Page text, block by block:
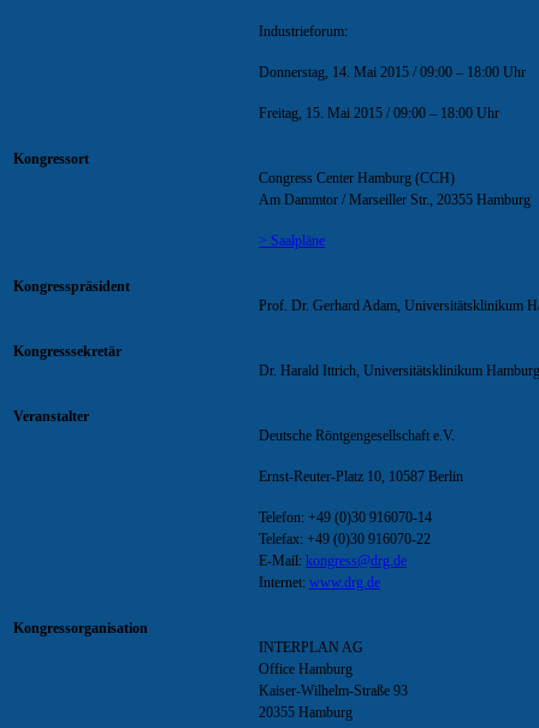
Industrieforum:
Donnerstag, 14. Mai 2015 / 09:00 – 18:00 Uhr
Freitag, 15. Mai 2015 / 09:00 – 18:00 Uhr
Kongressort
Congress Center Hamburg (CCH)
Am Dammtor / Marseiller Str., 20355 Hamburg
> Saalpläne
Kongresspräsident
Prof. Dr. Gerhard Adam, Universitätsklinikum
Kongresssekretär
Dr. Harald Ittrich, Universitätsklinikum
Veranstalter
Deutsche Röntgengesellschaft e.V.
Ernst-Reuter-Platz 10, 10587 Berlin
Telefon: +49 (0)30 916070-14
Telefax: +49 (0)30 916070-22
E-Mail: kongress@drg.de
Internet: www.drg.de
Kongressorganisation
INTERPLAN AG
Office Hamburg
Kaiser-Wilhelm-Straße 93
20355 Hamburg